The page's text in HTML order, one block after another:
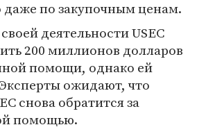
даже по закупочным ценам.
деятельности USEC
200 миллионов долларов
помощи, однако ей
ожидают, что
снова обратится за
помощью.